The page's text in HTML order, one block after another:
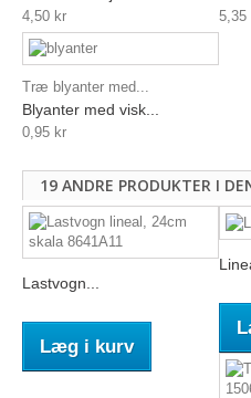
4,50 kr 5,35
Træ blyanter med...
Blyanter med visk...
0,95 kr
19 ANDRE PRODUKTER I
Lastvogn...
Læg i kurv